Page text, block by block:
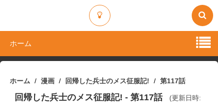
ホーム
ホーム 漫画 回帰した兵士のメス征服記! 第117話
回帰した兵士のメス征服記! - 第117話
(更新日時: